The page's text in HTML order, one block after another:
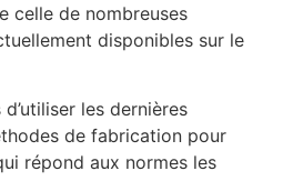
celle de nombreuses
disponibles sur le
les dernières
de fabrication pour
répond aux normes les